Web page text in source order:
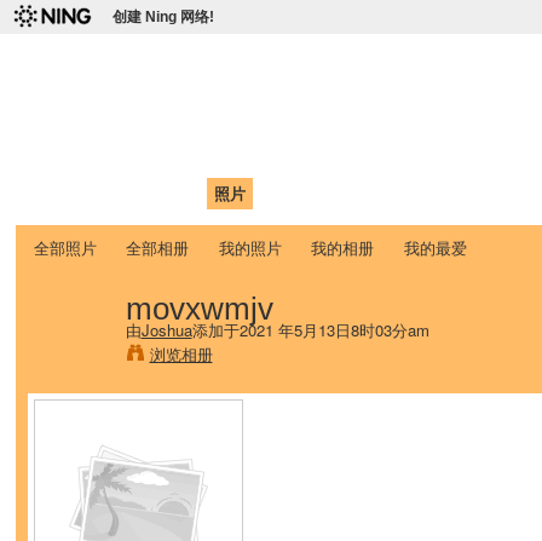
创建 Ning 网络!
照片
全部照片 全部相册 我的照片 我的相册 我的最爱
movxwmjv
由Joshua添加于2021 年5月13日8时03分am
浏览相册